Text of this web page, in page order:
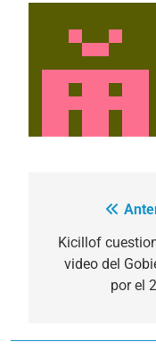
de
entradas
Kicillof
video del
por el